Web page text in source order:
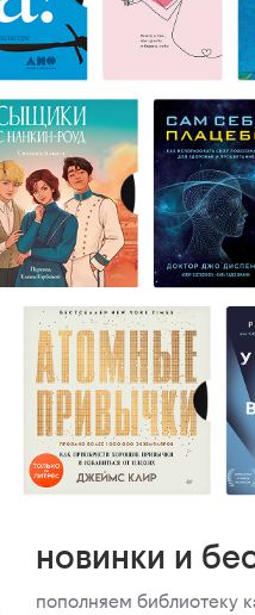
новинки и
пополняем библиотеку